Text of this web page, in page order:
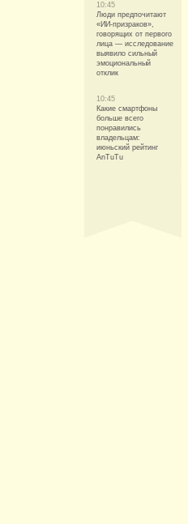
10:45
Люди предпочитают
«ИИ-призраков»,
говорящих от первого
лица — исследование
выявило сильный
эмоциональный
отклик
10:45
Какие смартфоны
больше всего
понравились
владельцам:
июньский рейтинг
AnTuTu